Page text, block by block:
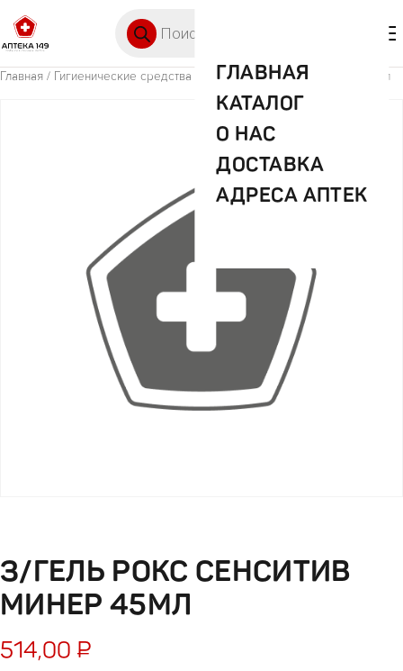
ГЛАВНАЯ
КАТАЛОГ
О НАС
ДОСТАВКА
АДРЕСА АПТЕК
Главная / Гигиенические средства / З/гель Рокс сенситив минер 45мл
З/ГЕЛЬ РОКС СЕНСИТИВ
МИНЕР 45МЛ
514,00 ₽